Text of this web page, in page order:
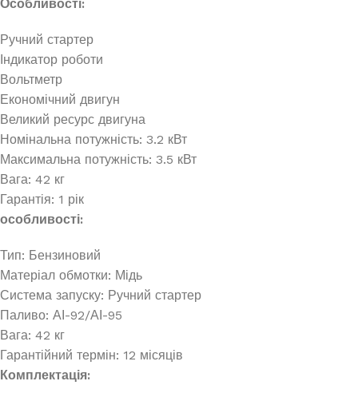
Особливості:
Ручний стартер
Індикатор роботи
Вольтметр
Економічний двигун
Великий ресурс двигуна
Номінальна потужність: 3.2 кВт
Максимальна потужність: 3.5 кВт
Вага: 42 кг
Гарантія: 1 рік
особливості:
Тип: Бензиновий
Матеріал обмотки: Мідь
Система запуску: Ручний стартер
Паливо: АІ-92/АІ-95
Вага: 42 кг
Гарантійний термін: 12 місяців
Комплектація: